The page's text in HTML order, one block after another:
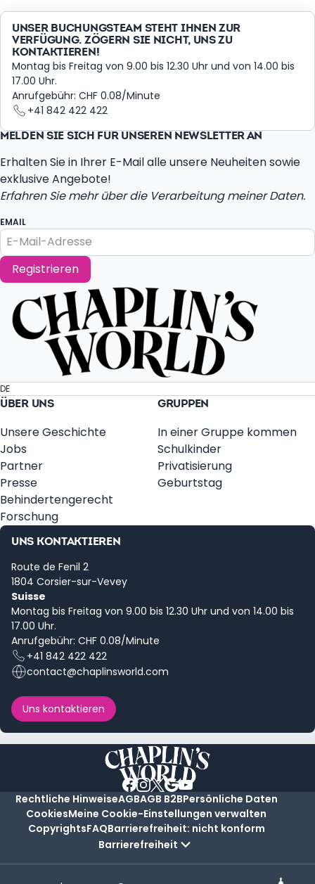
UNSER BUCHUNGSTEAM STEHT IHNEN ZUR
VERFÜGUNG. ZÖGERN SIE NICHT, UNS ZU
KONTAKTIEREN!
Montag bis Freitag von 9.00 bis 12.30 Uhr und von 14.00 bis
17.00 Uhr.
Anrufgebühr: CHF 0.08/Minute
+41 842 422 422
MELDEN SIE SICH FÜR UNSEREN NEWSLETTER AN
Erhalten Sie in Ihrer E-Mail alle unsere Neuheiten sowie
exklusive Angebote!
Erfahren Sie mehr über die Verarbeitung meiner Daten.
EMAIL
Registrieren
DE
ÜBER UNS
Unsere Geschichte
Jobs
Partner
Presse
Behindertengerecht
Forschung
GRUPPEN
In einer Gruppe kommen
Schulkinder
Privatisierung
Geburtstag
UNS KONTAKTIEREN
Route de Fenil 2
1804 Corsier-sur-Vevey
Suisse
Montag bis Freitag von 9.00 bis 12.30 Uhr und von 14.00 bis
17.00 Uhr.
Anrufgebühr: CHF 0.08/Minute
+41 842 422 422
contact@chaplinsworld.com
Uns kontaktieren
Rechtliche HinweiseAGBAGB B2BPersönliche Daten
CookiesMeine Cookie-Einstellungen verwalten
CopyrightsFAQBarrierefreiheit: nicht konform
Barrierefreiheit